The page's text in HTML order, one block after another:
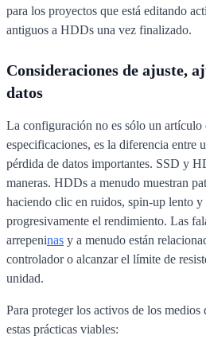
para los proyectos que está editando
antiguos a HDDs una vez finalizado.
Consideraciones de ajuste,
datos
La configuración no es sólo un artículo
especificaciones, es la diferencia entre
pérdida de datos importantes. SSD y
maneras. HDDs a menudo muestran
haciendo clic en ruidos, spin-up lento y
progresivamente el rendimiento. Las
arrepeninas y a menudo están
controlador o alcanzar el límite de
unidad.
Para proteger los activos de los
estas prácticas viables: